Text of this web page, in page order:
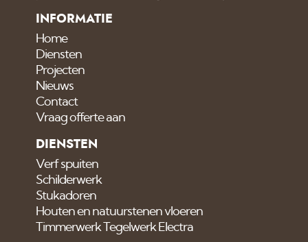
INFORMATIE
Home
Diensten
Projecten
Nieuws
Contact
Vraag offerte aan
DIENSTEN
Verf spuiten
Schilderwerk
Stukadoren
Houten en natuurstenen vloeren
Timmerwerk Tegelwerk Electra